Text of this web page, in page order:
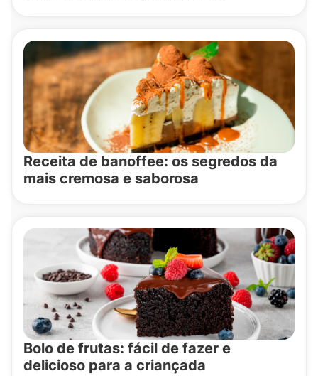
Receita de banoffee: os segredos da
mais cremosa e saborosa
Bolo de frutas: fácil de fazer e
delicioso para a criançada